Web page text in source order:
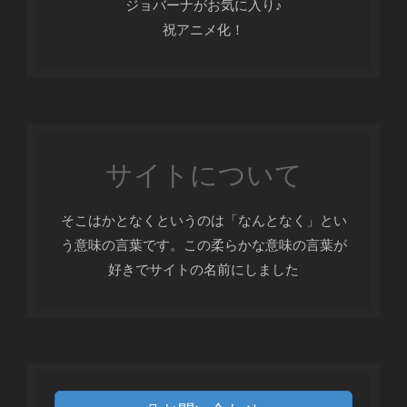
ジョバーナがお気に入り♪
祝アニメ化！
サイトについて
そこはかとなくというのは「なんとなく」とい
う意味の言葉です。この柔らかな意味の言葉が
好きでサイトの名前にしました